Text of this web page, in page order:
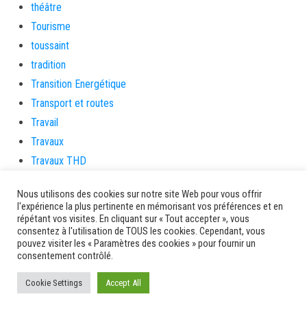
théâtre
Tourisme
toussaint
tradition
Transition Energétique
Transport et routes
Travail
Travaux
Travaux THD
TSUNAMI
TZCLD
uncategorized
Venir en Martinique
Video
vidététladjéko
Nous utilisons des cookies sur notre site Web pour vous offrir
l'expérience la plus pertinente en mémorisant vos préférences et en
répétant vos visites. En cliquant sur « Tout accepter », vous
consentez à l'utilisation de TOUS les cookies. Cependant, vous
pouvez visiter les « Paramètres des cookies » pour fournir un
consentement contrôlé.
Cookie Settings Accept All